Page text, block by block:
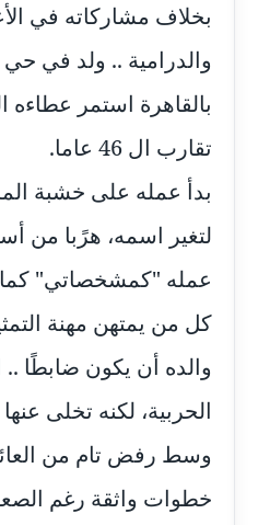
مدونة اسيمة اسامه
عاملة
مدونة أشرف القط
عاملة
عاملة
مدونة اشرف النجار
عاملة
مدونة السيده فوزي
عاملة
مدونة آمال صالح
بخلاف مشاركاته في
والدرامية .. ولد في
بالقاهرة استمر عطاءه
تقارب ال 46 عاما.
بدأ عمله على خشبة
لتغير اسمه، هرًبا من
عمله "كمشخصاتي"
كل من يمتهن مهنة
والده أن يكون ضابطًا ..
الحربية، لكنه تخلى
وسط رفض تام من
خطوات واثقة رغم